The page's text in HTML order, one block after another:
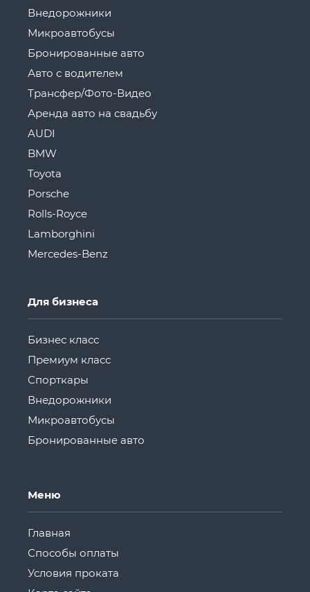
Внедорожники
Микроавтобусы
Бронированные авто
Авто с водителем
Трансфер/Фото-Видео
Аренда авто на свадьбу
AUDI
BMW
Toyota
Porsche
Rolls-Royce
Lamborghini
Mercedes-Benz
Для бизнеса
Бизнес класс
Премиум класс
Спорткары
Внедорожники
Микроавтобусы
Бронированные авто
Меню
Главная
Способы оплаты
Условия проката